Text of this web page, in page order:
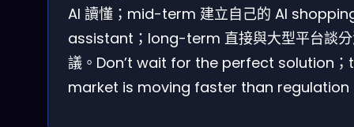
AI 讀懂；mid-term 建立自己的 AI
assistant；long-term 直接與大型平台談
議。Don’t wait for the perfect solution；
market is moving faster than regulation